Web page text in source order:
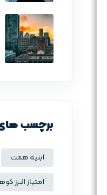
برچسب
ابنیه همت
امتیاز البرز